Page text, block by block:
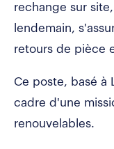
rechange sur
lendemain,
retours de pièce
Ce poste, basé à
cadre d'une
renouvelables.